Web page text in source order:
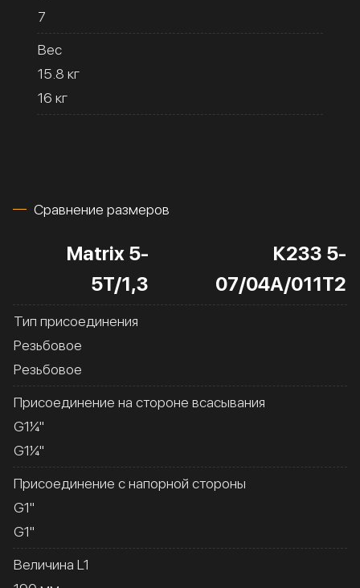
7
Вес
15.8 кг
16 кг
Сравнение размеров
Matrix 5-
5T/1,3
К233 5-
07/04А/011Т2
Тип присоединения
Резьбовое
Резьбовое
Присоединение на стороне всасывания
G1¼''
G1¼''
Присоединение с напорной стороны
G1''
G1''
Величина L1